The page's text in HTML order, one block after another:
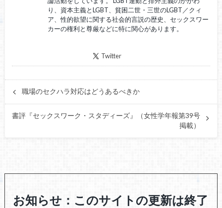
り、資本主義とLGBT、貧困二世・三世のLGBT／クィ
ア、性的欲望に関する社会的言説の歴史、セックスワー
カーの権利と尊厳などに特に関心があります。
Twitter
職場のセクハラ対応はどうあるべきか
書評『セックスワーク・スタディーズ』（女性学年報第39号
掲載）
お知らせ：このサイトの更新は終了